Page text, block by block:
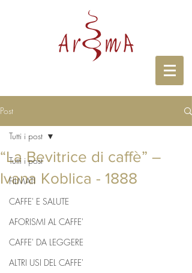
Post
Tutti i post
FILMATI
CAFFE' E SALUTE
AFORISMI AL CAFFE'
CAFFE' DA LEGGERE
ALTRI USI DEL CAFFE'
Tutti i post
“La Bevitrice di caffè” –
Ivana Koblica - 1888